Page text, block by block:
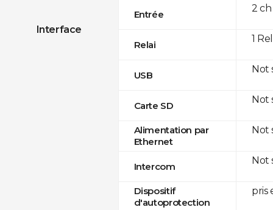
Interface
Entrée
Relai
USB
Carte SD
Alimentation par
Ethernet
Intercom
Dispositif
d'autoprotection
2
1
Not
Not
Not
Not
pris